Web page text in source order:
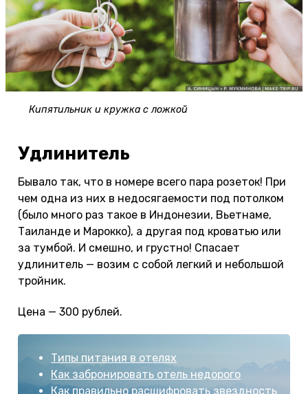
Кипятильник и кружка с ложкой
Удлинитель
Бывало так, что в номере всего пара розеток! При
чем одна из них в недосягаемости под потолком
(было много раз такое в Индонезии, Вьетнаме,
Таиланде и Марокко), а другая под кроватью или
за тумбой. И смешно, и грустно! Спасает
удлинитель — возим с собой легкий и небольшой
тройник.
Цена — 300 рублей.
Типы питания в отелях
Как забронировать отель недорого
Как правильно расшифровать звездность